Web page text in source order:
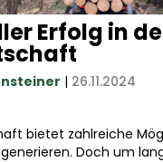
Erfolg in
| 26.11.2024
bietet zahlreiche
Doch um